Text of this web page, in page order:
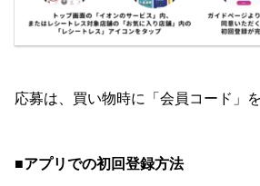
応募は、買い物時に「会員コード」
■アプリでの初回登録方法